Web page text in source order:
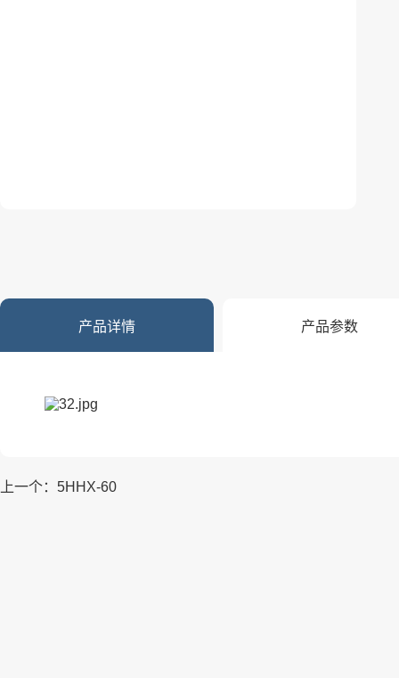
产品详情 产品参数
上一个：5HHX-60